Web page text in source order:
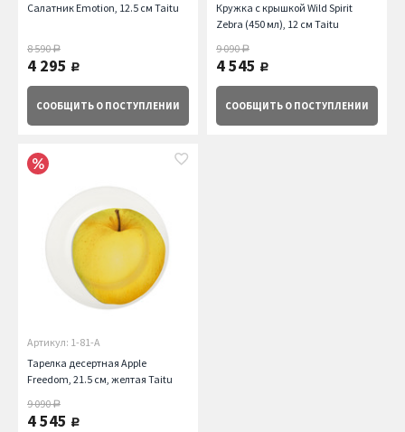
Салатник Emotion, 12.5 см Taitu
8 590руб.
4 295 руб.
СООБЩИТЬ О ПОСТУПЛЕНИИ
Кружка с крышкой Wild Spirit
Zebra (450 мл), 12 см Taitu
9 090руб.
4 545 руб.
СООБЩИТЬ О ПОСТУПЛЕНИИ
Артикул: 1-81-A
Тарелка десертная Apple
Freedom, 21.5 см, желтая Taitu
9 090руб.
4 545 руб.